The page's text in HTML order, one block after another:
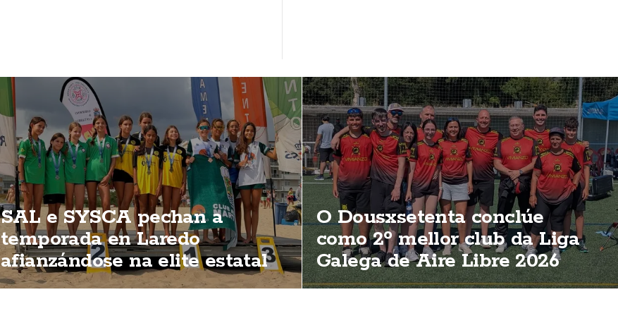
SAL e SYSCA pechan a
temporada en Laredo
afianzándose na elite estatal
O Dousxsetenta conclúe
como 2º mellor club da Liga
Galega de Aire Libre 2026